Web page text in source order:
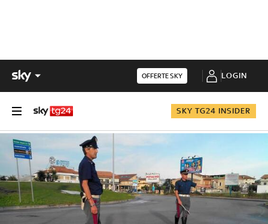
OFFERTE SKY LOGIN
SKY TG24 INSIDER